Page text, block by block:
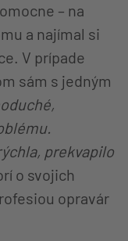
– na
a najímal si
V prípade
sám s jedným
prekvapilo
o svojich
opravár